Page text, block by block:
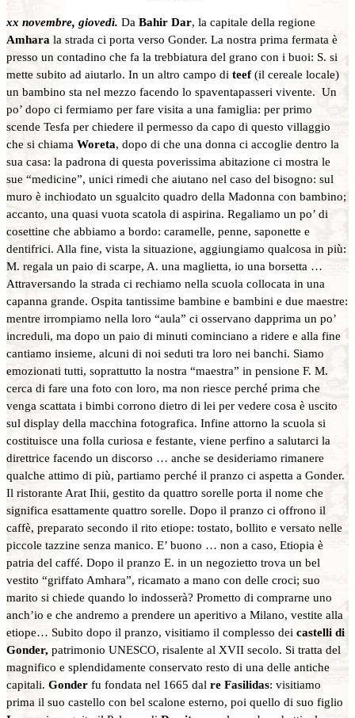
xx novembre, giovedì. Da Bahir Dar, la capitale della regione
Amhara la strada ci porta verso Gonder. La nostra prima fermata è
presso un contadino che fa la trebbiatura del grano con i buoi: S. si
mette subito ad aiutarlo. In un altro campo di teef(il cereale locale)
un bambino sta nel mezzo facendo lo spaventapasseri vivente. Un
po’ dopo ci fermiamo per fare visita a una famiglia: per primo
scende Tesfa per chiedere il permesso da capo di questo villaggio
che si chiama Woreta, dopo di che una donna ci accoglie dentro la
sua casa: la padrona di questa poverissima abitazione ci mostra le
sue “medicine”, unici rimedi che aiutano nel caso del bisogno: sul
muro è inchiodato un sgualcito quadro della Madonna con bambino;
accanto, una quasi vuota scatola di aspirina. Regaliamo un po’ di
cosettine che abbiamo a bordo: caramelle, penne, saponette e
dentifrici. Alla fine, vista la situazione, aggiungiamo qualcosa in più:
M. regala un paio di scarpe, A. una maglietta, io una borsetta …
Attraversando la strada ci rechiamo nella scuola collocata in una
capanna grande. Ospita tantissime bambine e bambini e due maestre:
mentre irrompiamo nella loro “aula” ci osservano dapprima un po’
increduli, ma dopo un paio di minuti cominciano a ridere e alla fine
cantiamo insieme, alcuni di noi seduti tra loro nei banchi. Siamo
emozionati tutti, soprattutto la nostra “maestra” in pensione F. M.
cerca di fare una foto con loro, ma non riesce perché prima che
venga scattata i bimbi corrono dietro di lei per vedere cosa è uscito
sul display della macchina fotografica. Infine attorno la scuola si
costituisce una folla curiosa e festante, viene perfino a salutarci la
direttrice facendo un discorso … anche se desideriamo rimanere
qualche attimo di più, partiamo perché il pranzo ci aspetta a Gonder.
Il ristorante Arat Ihii, gestito da quattro sorelle porta il nome che
significa esattamente quattro sorelle. Dopo il pranzo ci offrono il
caffè, preparato secondo il rito etiope: tostato, bollito e versato nelle
piccole tazzine senza manico. E’ buono … non a caso, Etiopia è
patria del caffé. Dopo il pranzo E. in un negozietto trova un bel
vestito “griffato Amhara”, ricamato a mano con delle croci; suo
marito si chiede quando lo indosserà? Prometto di comprarne uno
anch’io e che andremo a prendere un aperitivo a Milano, vestite alla
etiope… Subito dopo il pranzo, visitiamo il complesso dei castelli di
Gonder, patrimonio UNESCO, risalente al XVII secolo. Si tratta del
magnifico e splendidamente conservato resto di una delle antiche
capitali. Gonder fu fondata nel 1665 dal re Fasilidas: visitiamo
prima il suo castello con bel scalone esterno, poi quello di suo figlio